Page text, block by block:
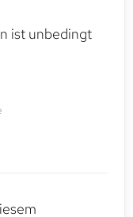
ist unbedingt